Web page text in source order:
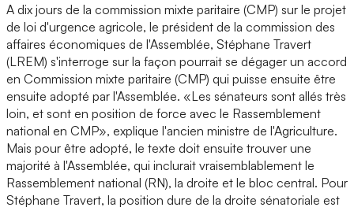
A dix jours de la commission mixte paritaire (CMP) sur le projet
de loi d'urgence agricole, le président de la commission des
affaires économiques de l'Assemblée, Stéphane Travert
(LREM) s'interroge sur la façon pourrait se dégager un accord
en Commission mixte paritaire (CMP) qui puisse ensuite être
ensuite adopté par l'Assemblée. «Les sénateurs sont allés très
loin, et sont en position de force avec le Rassemblement
national en CMP», explique l'ancien ministre de l'Agriculture.
Mais pour être adopté, le texte doit ensuite trouver une
majorité à l'Assemblée, qui inclurait vraisemblablement le
Rassemblement national (RN), la droite et le bloc central. Pour
Stéphane Travert, la position dure de la droite sénatoriale est